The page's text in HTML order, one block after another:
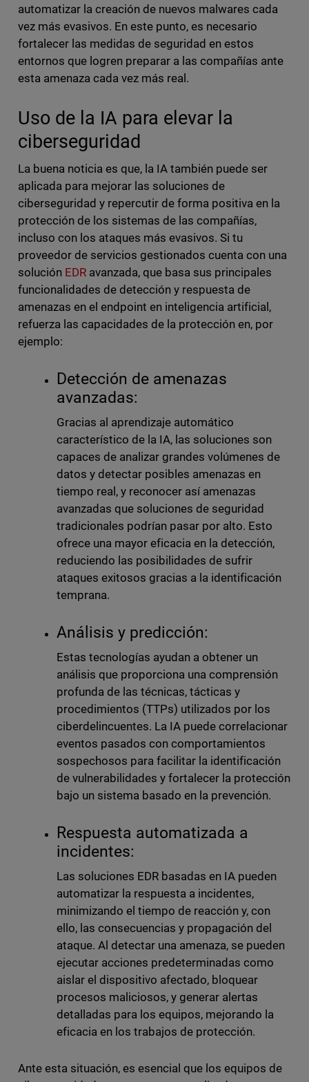
automatizar la creación de nuevos malwares cada
vez más evasivos. En este punto, es necesario
fortalecer las medidas de seguridad en estos
entornos que logren preparar a las compañías ante
esta amenaza cada vez más real.
Uso de la IA para elevar la
ciberseguridad
La buena noticia es que, la IA también puede ser
aplicada para mejorar las soluciones de
ciberseguridad y repercutir de forma positiva en la
protección de los sistemas de las compañías,
incluso con los ataques más evasivos. Si tu
proveedor de servicios gestionados cuenta con una
solución EDRavanzada, que basa sus principales
funcionalidades de detección y respuesta de
amenazas en el endpoint en inteligencia artificial,
refuerza las capacidades de la protección en, por
ejemplo:
Detección de amenazas
avanzadas:
Gracias al aprendizaje automático
característico de la IA, las soluciones son
capaces de analizar grandes volúmenes de
datos y detectar posibles amenazas en
tiempo real, y reconocer así amenazas
avanzadas que soluciones de seguridad
tradicionales podrían pasar por alto. Esto
ofrece una mayor eficacia en la detección,
reduciendo las posibilidades de sufrir
ataques exitosos gracias a la identificación
temprana.
Análisis y predicción:
Estas tecnologías ayudan a obtener un
análisis que proporciona una comprensión
profunda de las técnicas, tácticas y
procedimientos (TTPs) utilizados por los
ciberdelincuentes. La IA puede correlacionar
eventos pasados con comportamientos
sospechosos para facilitar la identificación
de vulnerabilidades y fortalecer la protección
bajo un sistema basado en la prevención.
Respuesta automatizada a
incidentes:
Las soluciones EDR basadas en IA pueden
automatizar la respuesta a incidentes,
minimizando el tiempo de reacción y, con
ello, las consecuencias y propagación del
ataque. Al detectar una amenaza, se pueden
ejecutar acciones predeterminadas como
aislar el dispositivo afectado, bloquear
procesos maliciosos, y generar alertas
detalladas para los equipos, mejorando la
eficacia en los trabajos de protección.
Ante esta situación, es esencial que los equipos de